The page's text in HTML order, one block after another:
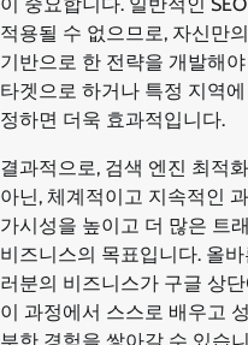
적용될 수 없으므로, 자신만
기반으로 한 전략을 개발해
타겟으로 하거나 특정 지역
정하면 더욱 효과적입니다.
결과적으로, 검색 엔진 최적
아닌, 체계적이고 지속적인
가시성을 높이고 더 많은 트
비즈니스의 목표입니다. 올
러분의 비즈니스가 구글 상
이 과정에서 스스로 배우고